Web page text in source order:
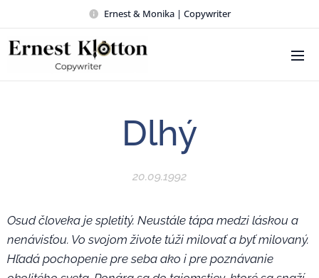
Ernest & Monika | Copywriter
Dlhý
20.09.1992
Osud človeka je spletitý. Neustále tápa medzi láskou a
nenávisťou. Vo svojom živote túži milovať a byť milovaný.
Hľadá pochopenie pre seba ako i pre poznávanie